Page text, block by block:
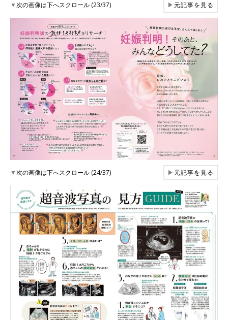
▼次の画像は下へスクロール (23/37) ▶元記事を見る
▼次の画像は下へスクロール (24/37) ▶元記事を見る